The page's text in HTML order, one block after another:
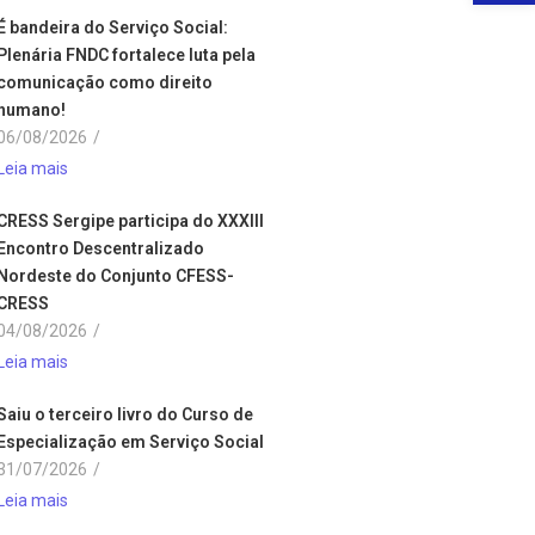
bandeira do Serviço Social:
FNDC fortalece luta pela
como direito
08/2026 /
mais
Sergipe participa do XXXIII
Descentralizado
do Conjunto CFESS-
08/2026 /
mais
o terceiro livro do Curso de
em Serviço Social
07/2026 /
mais